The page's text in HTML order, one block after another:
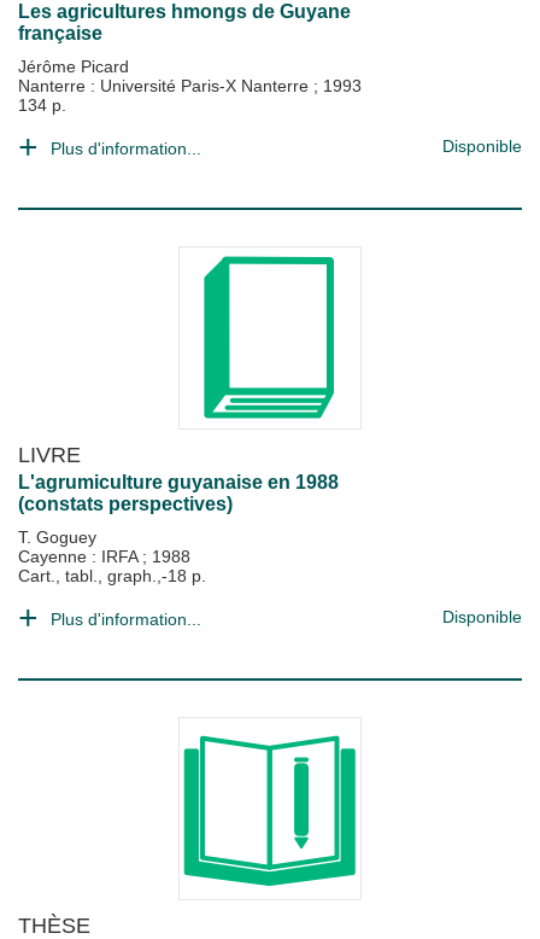
Les agricultures hmongs de Guyane
française
Jérôme Picard
Nanterre : Université Paris-X Nanterre ; 1993
134 p.
Plus d'information... Disponible
LIVRE
L'agrumiculture guyanaise en 1988
(constats perspectives)
T. Goguey
Cayenne : IRFA ; 1988
Cart., tabl., graph.,-18 p.
Plus d'information... Disponible
THÈSE